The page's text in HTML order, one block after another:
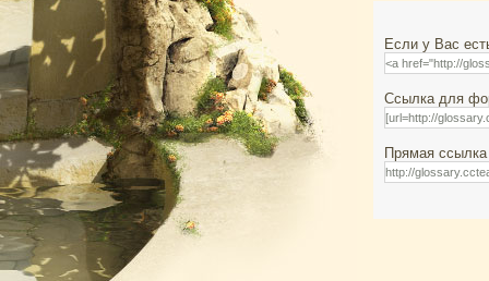
Если у Вас
Ссылка для
Прямая